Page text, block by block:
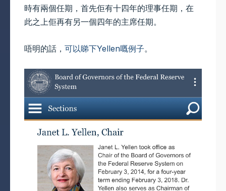
時有兩個任期，首先佢有十四年的理事任期，在
此之上佢再有另一個四年的主席任期。
唔明的話，可以睇下Yellen嘅例子。